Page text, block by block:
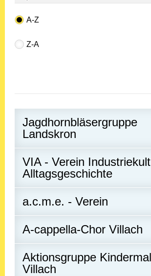
Drop-down- Art
A-Z
Z-A
Jagdhornbläsergruppe
Landskron
VIA - Verein
Alltagsgeschichte
a.c.m.e. - Verein
A-cappella-Chor Villach
Aktionsgruppe
Villach